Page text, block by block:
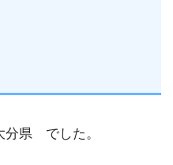
分県 でした。